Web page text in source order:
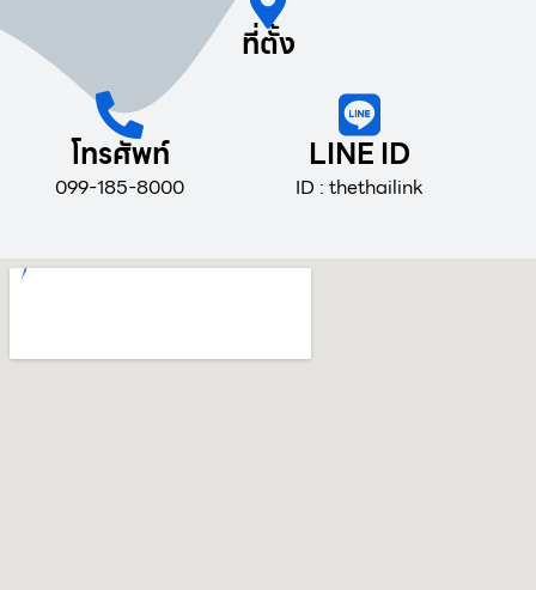
ที่ตั้ง
โทรศัพท์
099-185-8000
LINE ID
ID : thethailink